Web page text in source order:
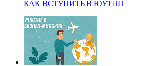
КАК ВСТУПИТЬ В ЮУТПП